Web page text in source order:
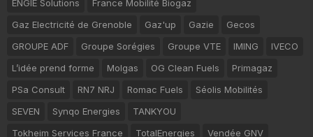
ENGIE Solutions
France Mobilité Biogaz
Gaz Electricité de Grenoble
Gaz'up Gazie
Gecos
GROUPE ADF
Groupe Sorégies Groupe VTE IMING
IVECO
L’idée prend forme
Molgas OG Clean Fuels
Primagaz
PSa Consult
RN7 NRJ Romac Fuels
Séolis Mobilités
SEVEN
Synqo Energies
TANKYOU
Tokheim Services France
TotalEnergies Vendée GNV